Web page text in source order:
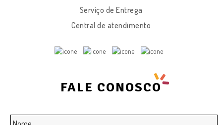
Serviço de Entrega
Central de atendimento
FALE CONOSCO
Nome *